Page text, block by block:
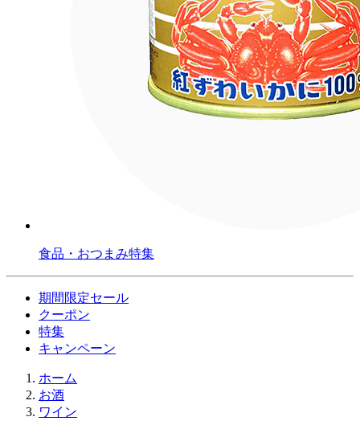
食品・おつまみ特集
期間限定セール
クーポン
特集
キャンペーン
ホーム
お酒
ワイン